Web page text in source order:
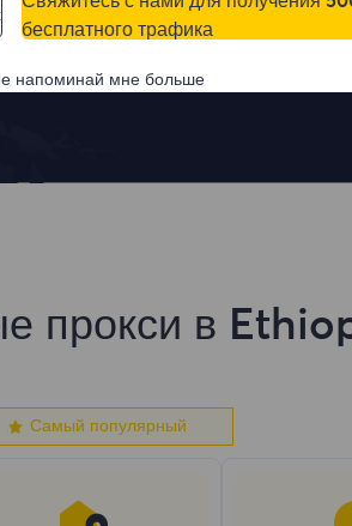
Canada
0IPs
прокси в
Самый популярный
бесплатного трафика
напоминай мне больше